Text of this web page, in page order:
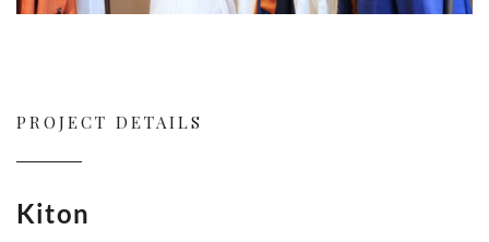
PROJECT DETAILS
Kiton